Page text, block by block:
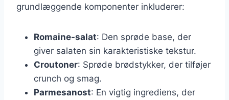
grundlæggende komponenter inkluderer:
Romaine-salat: Den sprøde base, der
giver salaten sin karakteristiske tekstur.
Croutoner: Sprøde brødstykker, der tilføjer
crunch og smag.
Parmesanost: En vigtig ingrediens, der